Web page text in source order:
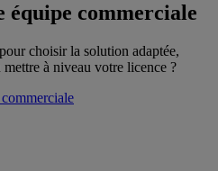
équipe commerciale
choisir la solution adaptée,
mettre à niveau votre licence ?